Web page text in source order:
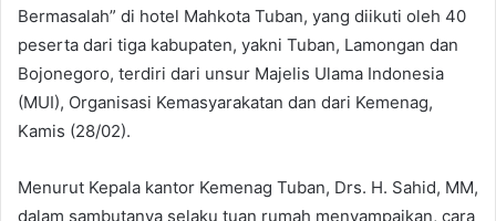
m
a
i
Bermasalah” di hotel Mahkota Tuban, yang diikuti oleh 40
peserta dari tiga kabupaten, yakni Tuban, Lamongan dan
Bojonegoro, terdiri dari unsur Majelis Ulama Indonesia
(MUI), Organisasi Kemasyarakatan dan dari Kemenag,
Kamis (28/02).
Menurut Kepala kantor Kemenag Tuban, Drs. H. Sahid, MM,
dalam sambutanya selaku tuan rumah menyampaikan, cara